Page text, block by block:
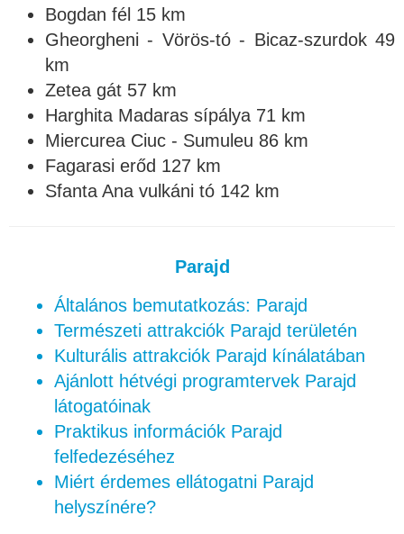
Bogdan fél 15 km
Gheorgheni - Vörös-tó - Bicaz-szurdok 49
km
Zetea gát 57 km
Harghita Madaras sípálya 71 km
Miercurea Ciuc - Sumuleu 86 km
Fagarasi erőd 127 km
Sfanta Ana vulkáni tó 142 km
Parajd
Általános bemutatkozás: Parajd
Természeti attrakciók Parajd területén
Kulturális attrakciók Parajd kínálatában
Ajánlott hétvégi programtervek Parajd
látogatóinak
Praktikus információk Parajd
felfedezéséhez
Miért érdemes ellátogatni Parajd
helyszínére?